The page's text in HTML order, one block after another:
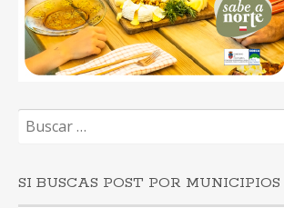
Buscar:
SI BUSCAS POST POR MUNICIPIOS